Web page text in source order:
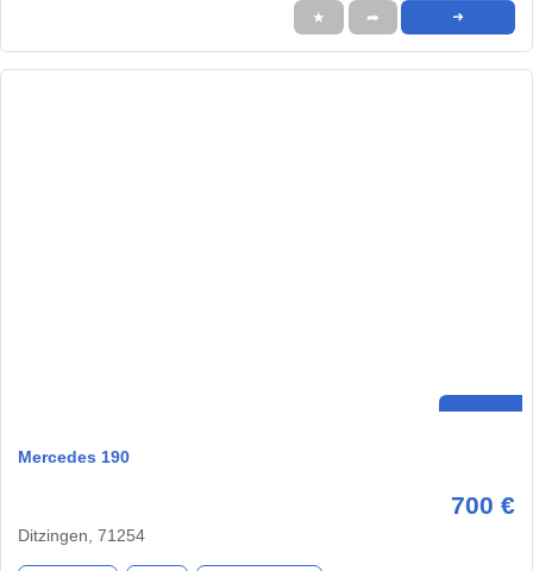
★ ➦ ➜
Mercedes 190
700 €
Ditzingen, 71254